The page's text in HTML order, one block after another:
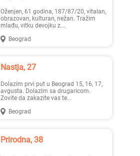
Oženjen, 61 godina, 187/87/20, vitalan,
obrazovan, kulturan, nežan. Tražim
mlađu, vitku devojku z...
Beograd
Nastja, 27
Dolazim prvi put u Beograd 15, 16, 17,
avgusta. Dolazim sa drugaricom.
Zovite da zakazite vas te...
Beograd
Prirodna, 38